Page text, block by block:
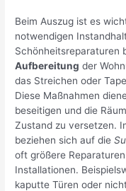
Beim Auszug ist es
notwendigen
Schönheitsreparaturen
Aufbereitung der
das Streichen oder
Diese Maßnahmen
beseitigen und die
Zustand zu versetzen.
beziehen sich auf die
oft größere
Installationen.
kaputte Türen oder